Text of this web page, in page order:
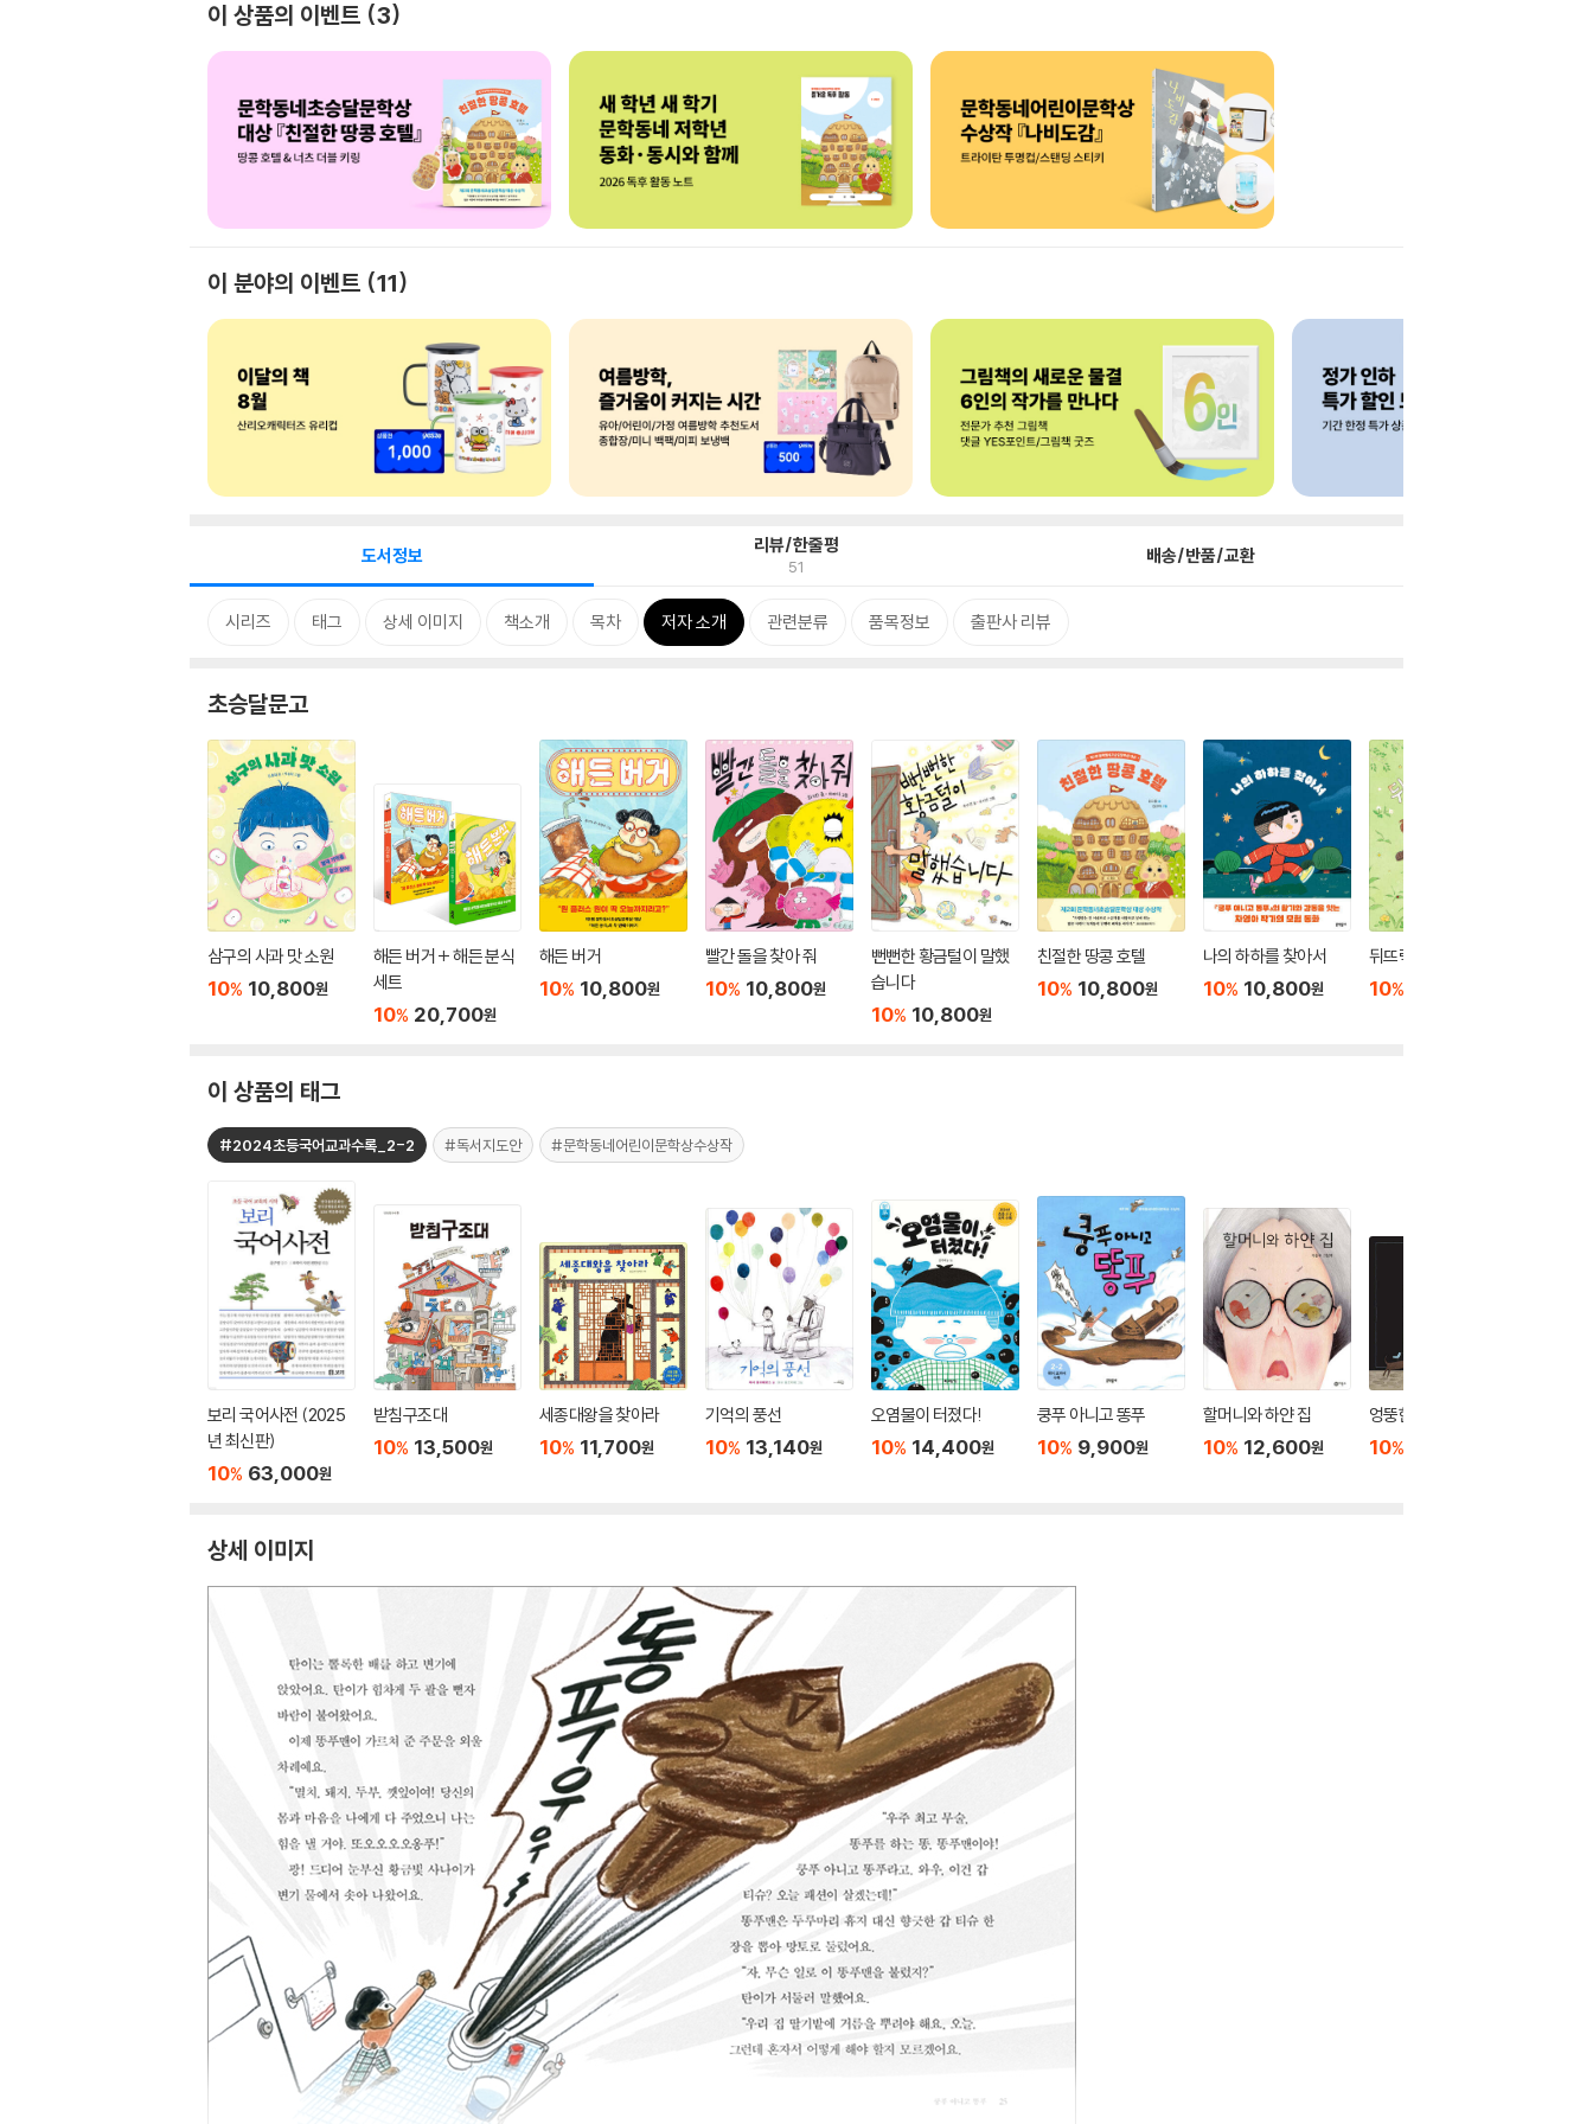
이 상품의 이벤트 3
이 분야의 이벤트 11
도서정보 리뷰/한줄평
51 배송/반품/교환
시리즈 태그 상세 이미지 책소개 목차 저자 소개 관련분류 품목정보 출판사 리뷰
초승달문고
삼구의 사과 맛 소원
10% 10,800원
해든 버거 + 해든 분식
세트
10% 20,700원
해든 버거
10% 10,800원
빨간 돌을 찾아 줘
10% 10,800원
뻔뻔한 황금털이 말했
습니다
10% 10,800원
친절한 땅콩 호텔
10% 10,800원
나의 하하를 찾아서
10% 10,800원
뒤뜨락 교실에서 만나
10%
이 상품의 태그
#2024초등국어교과수록_2-2 #독서지도안 #문학동네어린이문학상수상작
보리 국어사전 (2025
년 최신판)
10% 63,000원
받침구조대
10% 13,500원
세종대왕을 찾아라
10% 11,700원
기억의 풍선
10% 13,140원
오염물이 터졌다!
10% 14,400원
쿵푸 아니고 똥푸
10% 9,900원
할머니와 하얀 집
10% 12,600원
엉뚱한 수리점
10%
상세 이미지